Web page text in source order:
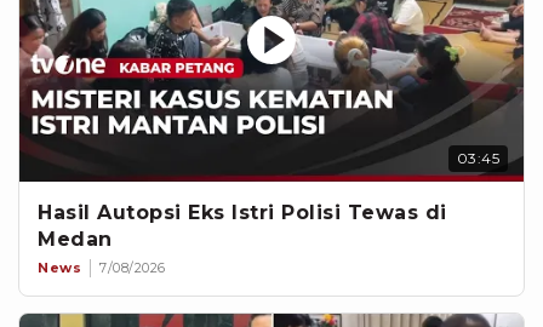
03:45
Hasil Autopsi Eks Istri Polisi Tewas di
Medan
News 7/08/2026